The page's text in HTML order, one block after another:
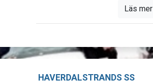
Läs mer
HAVERDALSTRANDS SS